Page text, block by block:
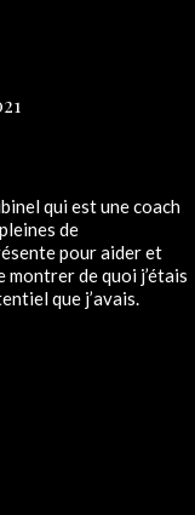
qui est une coach
de
pour aider et
montrer de quoi j’étais
que j’avais.